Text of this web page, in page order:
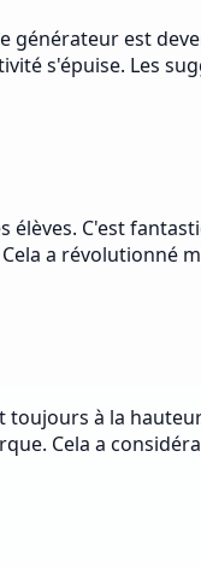
est
s'épuise. Les
C'est
a révolutionné
à la
Cela a